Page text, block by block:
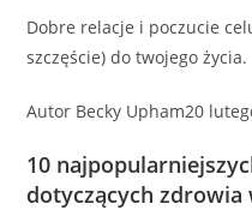
Dobre relacje i poczucie
szczęście) do twojego życia.
Autor Becky Upham20
10
dotyczących zdrowia